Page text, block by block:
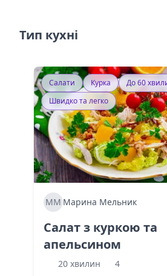
Тип кухні
Салати Курка
До 60
Швидко та легко
ММ Марина Мельник
Салат з куркою та
апельсином
20 хвилин
4